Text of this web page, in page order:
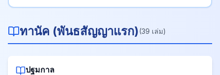
ทานัค (พันธสัญญาแรก)(39 เล่ม)
ปฐมกาล